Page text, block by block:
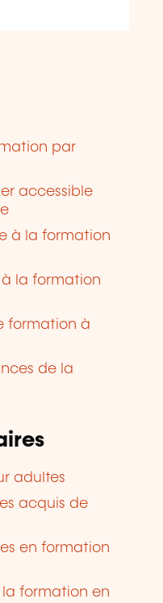
par
accessible
à la formation
à la formation
formation à
de la
adultes
acquis de
en formation
formation en